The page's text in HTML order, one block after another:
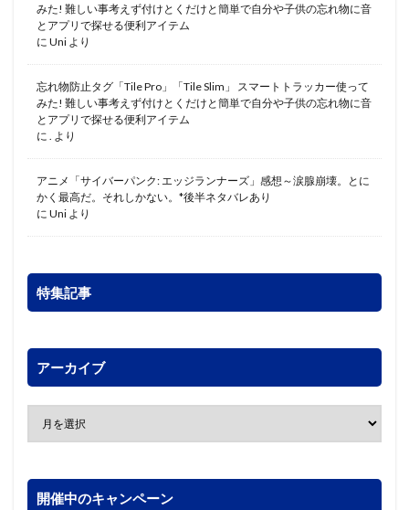
みた! 難しい事考えず付けとくだけと簡単で自分や子供の忘れ物に音
とアプリで探せる便利アイテム
に Uni より
忘れ物防止タグ「Tile Pro」「Tile Slim」 スマートトラッカー使って
みた! 難しい事考えず付けとくだけと簡単で自分や子供の忘れ物に音
とアプリで探せる便利アイテム
に
より
アニメ「サイバーパンク: エッジランナーズ」感想～涙腺崩壊。とに
かく最高だ。それしかない。*後半ネタバレあり
に Uni より
特集記事
アーカイブ
開催中のキャンペーン